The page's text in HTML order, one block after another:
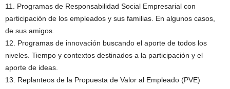
11. Programas de Responsabilidad Social Empresarial con
participación de los empleados y sus familias. En algunos casos,
de sus amigos.
12. Programas de innovación buscando el aporte de todos los
niveles. Tiempo y contextos destinados a la participación y el
aporte de ideas.
13. Replanteos de la Propuesta de Valor al Empleado (PVE)